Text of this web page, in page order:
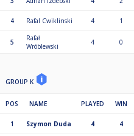
4 Rafal Cwiklinski 4 1
5
Rafał
Wróblewski
4 0
GROUP K
POS NAME PLAYED WIN
1 Szymon Duda 4 4